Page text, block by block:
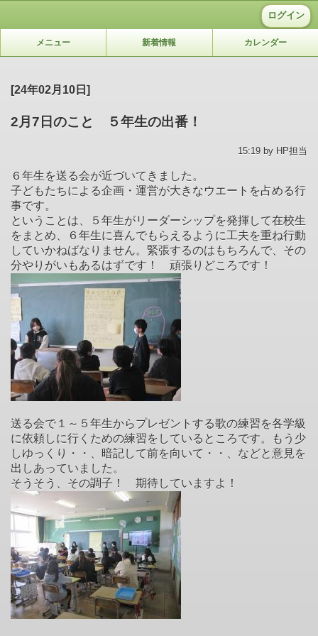
ログイン
メニュー 新着情報 カレンダー
[24年02月10日]
2月7日のこと ５年生の出番！
15:19 by HP担当
６年生を送る会が近づいてきました。
子どもたちによる企画・運営が大きなウエートを占める行
事です。
ということは、５年生がリーダーシップを発揮して在校生
をまとめ、６年生に喜んでもらえるように工夫を重ね行動
していかねばなりません。緊張するのはもちろんで、その
分やりがいもあるはずです！ 頑張りどころです！
送る会で１～５年生からプレゼントする歌の練習を各学級
に依頼しに行くための練習をしているところです。もう少
しゆっくり・・、暗記して前を向いて・・、などと意見を
出しあっていました。
そうそう、その調子！ 期待していますよ！